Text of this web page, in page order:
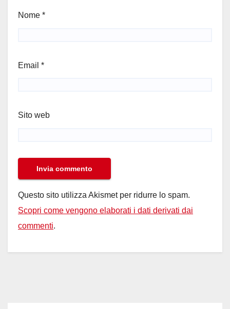
Nome *
Email *
Sito web
Questo sito utilizza Akismet per ridurre lo spam.
Scopri come vengono elaborati i dati derivati dai
commenti.